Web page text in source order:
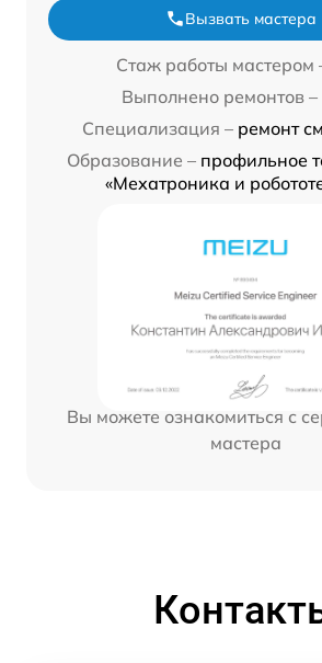
Вызвать мастера
Стаж работы мастером
Выполнено ремонтов –
Специализация – ремонт
Образование – профильное
«Мехатроника и
Вы можете ознакомиться с
мастера